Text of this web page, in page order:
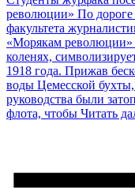
революции» По
факультета
«Морякам революции»
коленях,
1918 года. Прижав
воды Цемесской
руководства были
флота, чтобы Читать